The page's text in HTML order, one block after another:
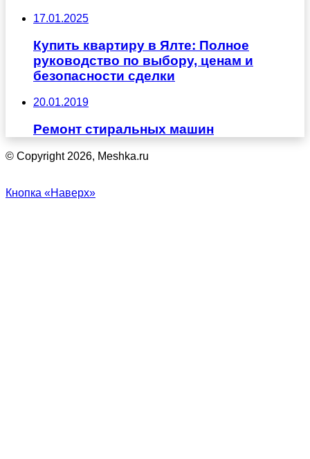
17.01.2025
Купить квартиру в Ялте: Полное
руководство по выбору, ценам и
безопасности сделки
20.01.2019
Ремонт стиральных машин
© Copyright 2026, Meshka.ru
Кнопка «Наверх»